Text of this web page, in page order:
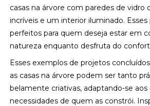
casas na árvore com paredes de vidro
incríveis e um interior iluminado. Esses
perfeitos para quem deseja estar em
natureza enquanto desfruta do
Esses exemplos de projetos
as casas na árvore podem ser tanto
belamente criativas, adaptando-se aos
necessidades de quem as constrói.